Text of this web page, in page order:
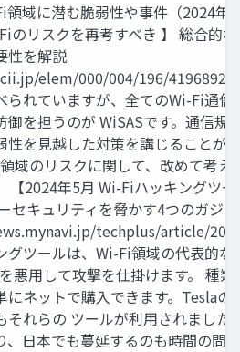
領域に潜む脆弱性や事件（2024年
のリスクを再考すべき 】 総合的
性を解説
elem/000/004/196/4196892/
られていますが、全てのWi-Fi通
御を担うのが WiSASです。通信規
性を見越した対策を講じることが
域のリスクに関して、改めて考え
【2024年5月 Wi-Fiハッキングツ
セキュリティを脅かす4つのガジ
techplus/article/
ツールは、Wi-Fi領域の代表的な
悪用して攻撃を仕掛けます。 種
にネットで購入できます。Teslaの
それらの ツールが利用されました
、日本でも蔓延するのも時間の問